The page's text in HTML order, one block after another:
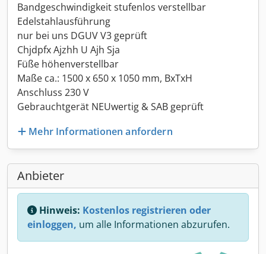
Bandgeschwindigkeit stufenlos verstellbar
Edelstahlausführung
nur bei uns DGUV V3 geprüft
Chjdpfx Ajzhh U Ajh Sja
Füße höhenverstellbar
Maße ca.: 1500 x 650 x 1050 mm, BxTxH
Anschluss 230 V
Gebrauchtgerät NEUwertig & SAB geprüft
Mehr Informationen anfordern
Anbieter
Hinweis: Kostenlos registrieren oder
einloggen, um alle Informationen abzurufen.